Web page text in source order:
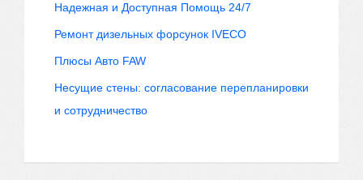
Надежная и Доступная Помощь 24/7
Ремонт дизельных форсунок IVECO
Плюсы Авто FAW
Несущие стены: согласование перепланировки
и сотрудничество